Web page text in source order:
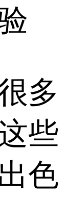
多
些
色